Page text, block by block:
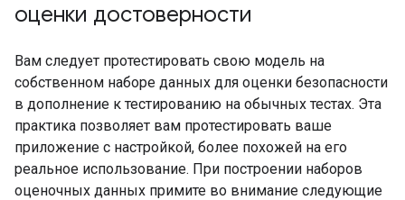
оценки достоверности
Вам следует протестировать свою модель на
собственном наборе данных для оценки безопасности
в дополнение к тестированию на обычных тестах. Эта
практика позволяет вам протестировать ваше
приложение с настройкой, более похожей на его
реальное использование. При построении наборов
оценочных данных примите во внимание следующие